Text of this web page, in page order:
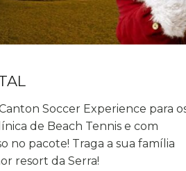
Soccer Experience para
de Beach Tennis e com
no pacote! Traga a sua família
resort da Serra!